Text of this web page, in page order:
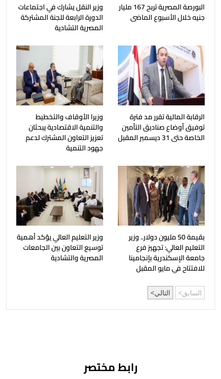
البورصة المصرية تربح 167 مليار
جنيه خلال الأسبوع الماضى
وزير النقل يشارك في اجتماعات
الدورة الرابعة للجنة المشتركة
المصرية التشادية
الرقابة المالية تقرر مد فترة
توفيق أوضاع صناديق التأمين
الخاصة حتى 31 ديسمبر المقبل
وزيرا الأوقاف والتخطيط
والتنمية الاقتصادية يبحثان
تعزيز التعاون المشترك لدعم
جهود التنمية
بقيمة 50 مليون دولار.. وزير
التعليم العالي: تجهيز فرع
جامعة الإسكندرية بإنجامينا
للافتتاح في مايو المقبل
وزير التعليم العالي يؤكد أهمية
توسيع التعاون بين الجامعات
المصرية والتشادية
السابق التالي
رابط مختصر